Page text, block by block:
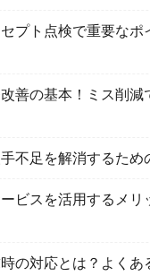
プト点検で重要なポ
善の基本！ミス削減
不足を解消するため
ビスを活用するメリ
の対応とは？よくあ